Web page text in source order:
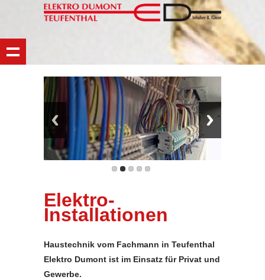
Elektro-
Installationen
Haustechnik vom Fachmann in Teufenthal
Elektro Dumont ist im Einsatz für Privat und
Gewerbe.